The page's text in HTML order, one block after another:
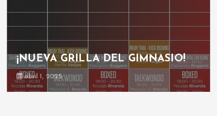
¡NUEVA GRILLA DEL GIMNASIO!
abril 1, 2025